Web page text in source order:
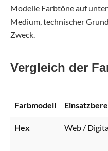
Modelle Farbtöne auf
Medium, technischer
Zweck.
Vergleich der
Farbmodell
Hex Web /